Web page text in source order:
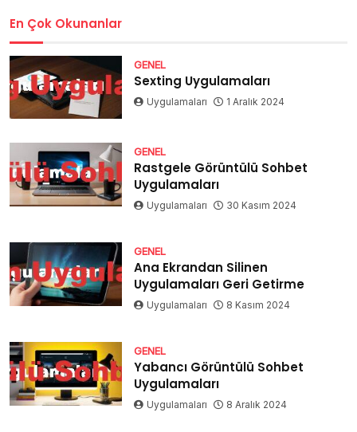
En Çok Okunanlar
GENEL
Sexting Uygulamaları
Uygulamaları 1 Aralık 2024
GENEL
Rastgele Görüntülü Sohbet
Uygulamaları
Uygulamaları 30 Kasım 2024
GENEL
Ana Ekrandan Silinen
Uygulamaları Geri Getirme
Uygulamaları 8 Kasım 2024
GENEL
Yabancı Görüntülü Sohbet
Uygulamaları
Uygulamaları 8 Aralık 2024